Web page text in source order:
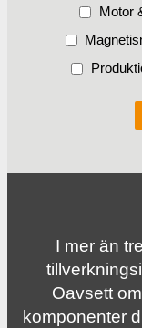
Motor
I mer än
Oavsett
komponenter